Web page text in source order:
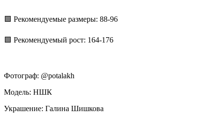
🟩 Рекомендуемые размеры: 88-96
🟩 Рекомендуемый рост: 164-176
Фотограф: @potalakh
Модель: НШК
Украшение: Галина Шишкова